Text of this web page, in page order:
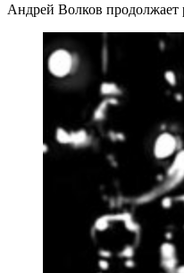
Андрей Волков продолжает